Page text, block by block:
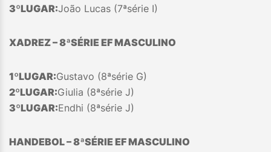
3ºLUGAR:João Lucas (7ªsérie I)
XADREZ – 8ªSÉRIE EF MASCULINO
1ºLUGAR:Gustavo (8ªsérie G)
2ºLUGAR:Giulia (8ªsérie J)
3ºLUGAR:Endhi (8ªsérie J)
HANDEBOL – 8ªSÉRIE EF MASCULINO